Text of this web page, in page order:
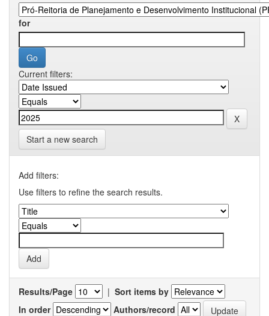
for
Current filters:
Start a new search
Add filters:
Use filters to refine the search results.
Results/Page | Sort items by
In order
Authors/record